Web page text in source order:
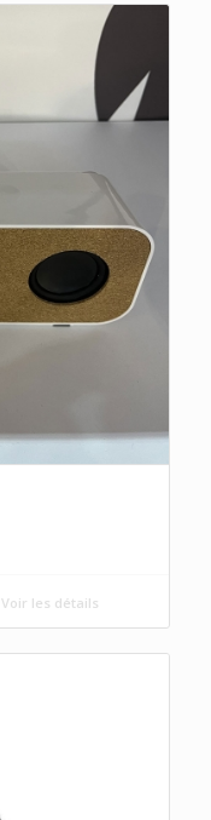
Voir les détails